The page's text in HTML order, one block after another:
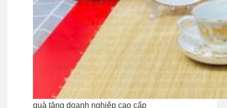
quà tặng doanh nghiệp cao cấp